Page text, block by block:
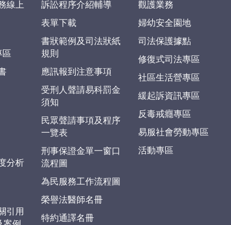
線上
區
分析
引用
訴訟程序介紹輔導
表單下載
書狀範例及司法狀紙
規則
應訊報到注意事項
受刑人聲請易科罰金
須知
民眾聲請事項及程序
一覽表
刑事保證金單一窗口
流程圖
為民服務工作流程圖
榮譽法醫師名冊
特約通譯名冊
觀護業務
婦幼安全園地
司法保護據點
修復式司法專區
社區生活營專區
緩起訴資訊專區
反毒戒癮專區
易服社會勞動專區
活動專區